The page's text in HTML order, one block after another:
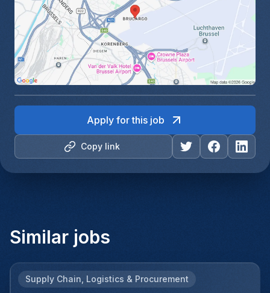
Copy link
Apply for this job
Similar jobs
Supply Chain, Logistics & Procurement